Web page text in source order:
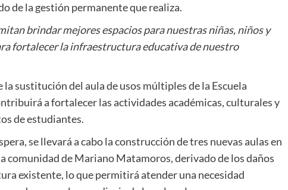
de la gestión permanente que realiza.
brindar mejores espacios para nuestras niñas, niños y
fortalecer la infraestructura educativa de nuestro
sustitución del aula de usos múltiples de la Escuela
a fortalecer las actividades académicas, culturales y
de estudiantes.
se llevará a cabo la construcción de tres nuevas aulas en
comunidad de Mariano Matamoros, derivado de los daños
existente, lo que permitirá atender una necesidad